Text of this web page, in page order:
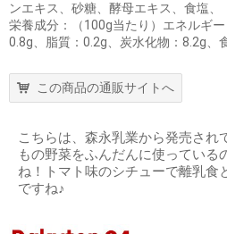
ンエキス、砂糖、酵母エキス、食塩、
栄養成分：（100g当たり）エネルギ
0.8g、脂質：0.2g、炭水化物：8.2g、
この商品の通販サイトへ
こちらは、森永乳業から発売され
もの野菜をふんだんに使っている
ね！トマト味のシチューで離乳食
ですね♪